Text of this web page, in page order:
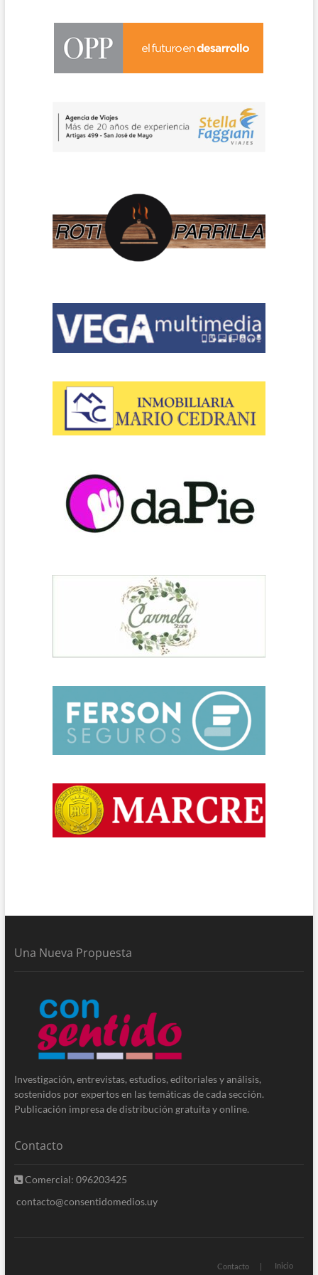
Una Nueva Propuesta
Investigación, entrevistas, estudios, editoriales y análisis,
sostenidos por expertos en las temáticas de cada sección.
Publicación impresa de distribución gratuita y online.
Contacto
Comercial: 096203425
contacto@consentidomedios.uy
Contacto Inicio